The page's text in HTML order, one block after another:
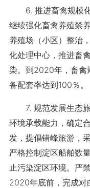
6. 推进畜禽规模化
继续强化畜禽养殖禁
养殖场（小区）整治
化处理中心，推进畜
染。到2020年，畜禽
备配套率达到100％。
7. 规范发展生态旅
环境承载能力，确定
发，提倡错峰旅游，
严格控制淀区船舶数
止污染淀区环境。严
2020年底前，完成对